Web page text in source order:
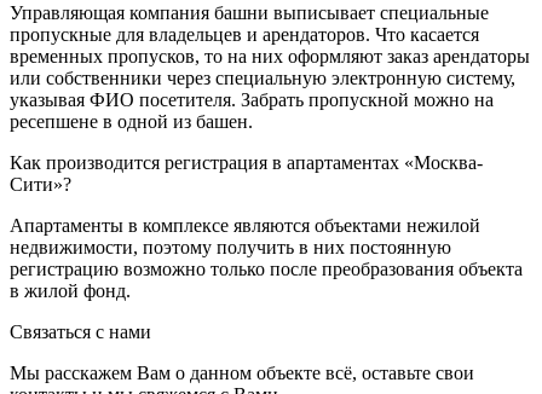
Управляющая компания башни выписывает специальные
пропускные для владельцев и арендаторов. Что касается
временных пропусков, то на них оформляют заказ арендаторы
или собственники через специальную электронную систему,
указывая ФИО посетителя. Забрать пропускной можно на
ресепшене в одной из башен.
Как производится регистрация в апартаментах «Москва-
Сити»?
Апартаменты в комплексе являются объектами нежилой
недвижимости, поэтому получить в них постоянную
регистрацию возможно только после преобразования объекта
в жилой фонд.
Связаться с нами
Мы расскажем Вам о данном объекте всё, оставьте свои